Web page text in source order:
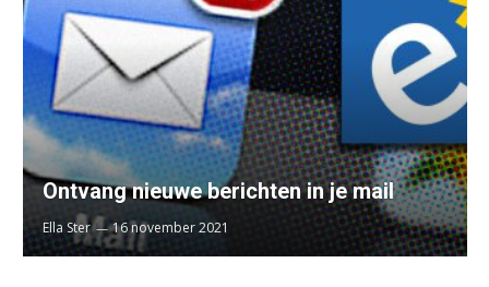
Ontvang nieuwe berichten in je mail
Ella Ster 16 november 2021